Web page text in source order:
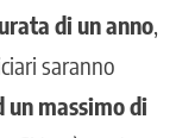
di un anno
saranno
un massimo di